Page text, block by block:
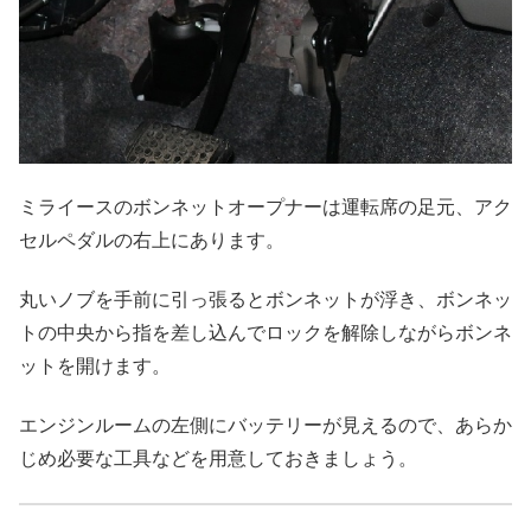
ミライースのボンネットオープナーは運転席の足元、アク
セルペダルの右上にあります。
丸いノブを手前に引っ張るとボンネットが浮き、ボンネッ
トの中央から指を差し込んでロックを解除しながらボンネ
ットを開けます。
エンジンルームの左側にバッテリーが見えるので、あらか
じめ必要な工具などを用意しておきましょう。